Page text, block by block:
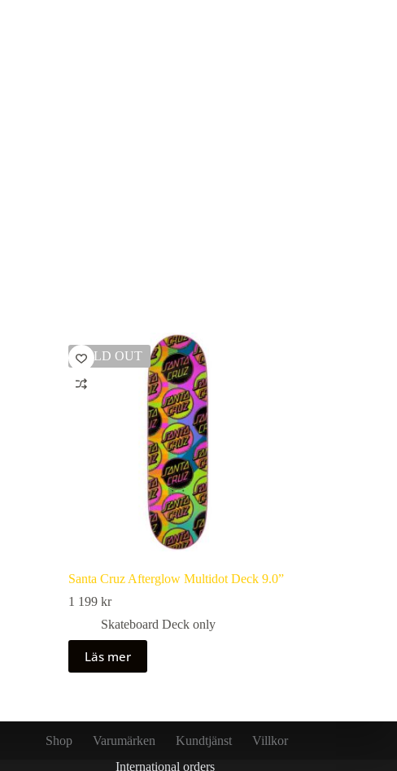
SOLD OUT
Santa Cruz Afterglow Multidot Deck 9.0”
1 199 kr
Skateboard Deck only
Läs mer
Shop Varumärken Kundtjänst
Villkor
International orders